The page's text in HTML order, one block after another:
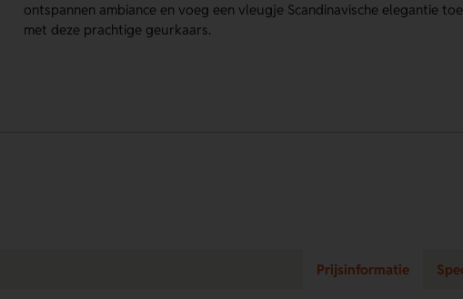
ontspannen ambiance en voeg een vleugje Scandinavische elegantie
met deze prachtige geurkaars.
Prijsinformatie